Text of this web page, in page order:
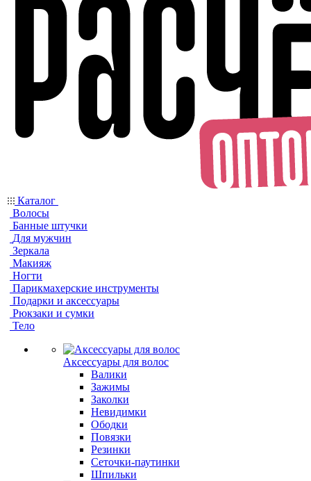
Каталог
Волосы
Банные штучки
Для мужчин
Зеркала
Макияж
Ногти
Парикмахерские инструменты
Подарки и аксессуары
Рюкзаки и сумки
Тело
Аксессуары для волос
Валики
Зажимы
Заколки
Невидимки
Ободки
Повязки
Резинки
Сеточки-паутинки
Шпильки